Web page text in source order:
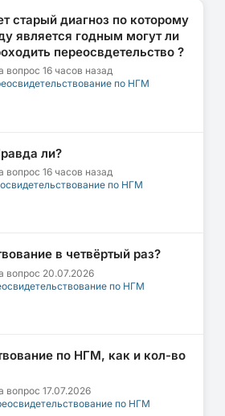
старый диагноз по которому
является годным могут ли
переосвдетельство ?
вопрос 16 часов назад
по НГМ
ли?
вопрос 16 часов назад
по НГМ
в четвёртый раз?
вопрос 20.07.2026
по НГМ
по НГМ, как и кол-во
вопрос 17.07.2026
по НГМ